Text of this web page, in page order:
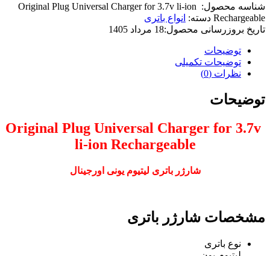
شناسه محصول: Original Plug Universal Charger for 3.7v li-ion
Rechargeable دسته: انواع باتری
تاریخ بروزرسانی محصول:18 مرداد 1405
توضیحات
توضیحات تکمیلی
نظرات (0)
توضیحات
Original Plug Universal Charger for 3.7v
li-ion Rechargeable
شارژر باتری لیتیوم یونی اورجینال
مشخصات شارژر باتری
نوع باتری